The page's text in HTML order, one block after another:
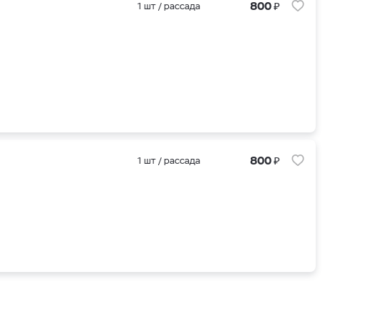
1 шт / рассада 800₽
1 шт / рассада 800₽